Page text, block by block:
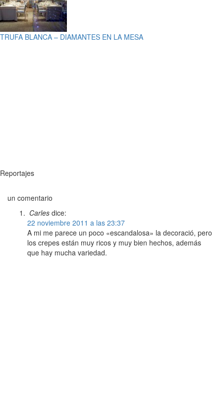
TRUFA BLANCA – DIAMANTES EN LA MESA
Reportajes
un comentario
Carles dice:
22 noviembre 2011 a las 23:37
A mi me parece un poco «escandalosa» la decoració, pero
los crepes están muy ricos y muy bien hechos, además
que hay mucha variedad.